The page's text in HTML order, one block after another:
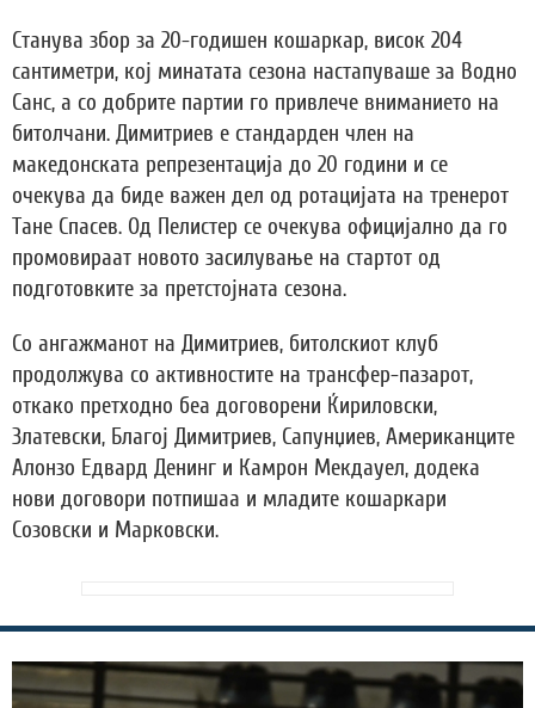
Станува збор за 20-годишен кошаркар, висок 204
сантиметри, кој минатата сезона настапуваше за Водно
Санс, а со добрите партии го привлече вниманието на
битолчани. Димитриев е стандарден член на
македонската репрезентација до 20 години и се
очекува да биде важен дел од ротацијата на тренерот
Тане Спасев. Од Пелистер се очекува официјално да го
промовираат новото засилување на стартот од
подготовките за претстојната сезона.
Со ангажманот на Димитриев, битолскиот клуб
продолжува со активностите на трансфер-пазарот,
откако претходно беа договорени Ќириловски,
Златевски, Благој Димитриев, Сапунџиев, Американците
Алонзо Едвард Денинг и Камрон Мекдауел, додека
нови договори потпишаа и младите кошаркари
Созовски и Марковски.